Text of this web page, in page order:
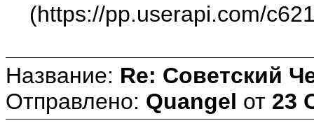
(https://pp.userapi.com/
Название: Re: Советский
Отправлено: Quangel от 23